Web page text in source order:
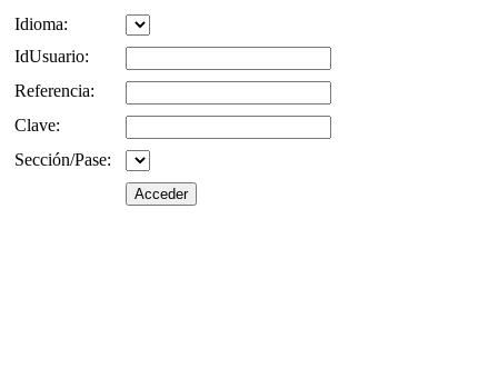
Idioma:
IdUsuario:
Referencia:
Clave:
Sección/Pase: